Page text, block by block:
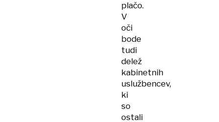
plačo.
V
oči
bode
tudi
delež
kabinetnih
uslužbencev,
ki
so
ostali